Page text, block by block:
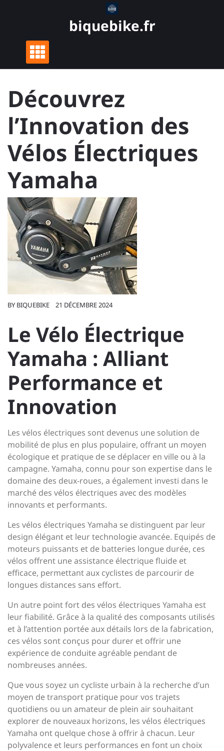
biquebike.fr
Découvrez
l’Innovation des
Vélos Électriques
Yamaha
BY BIQUEBIKE 21 DÉCEMBRE 2024
Le Vélo Électrique
Yamaha : Alliant
Performance et
Innovation
Les vélos électriques sont devenus une solution de
mobilité de plus en plus populaire, offrant un moyen
écologique et pratique de se déplacer en ville ou à la
campagne. Yamaha, connu pour son expertise dans le
domaine des deux-roues, a également investi dans le
marché des vélos électriques avec des modèles
innovants et performants.
Les vélos électriques Yamaha se distinguent par leur
design élégant et leur technologie avancée. Equipés de
moteurs puissants et de batteries longue durée, ces
vélos offrent une assistance électrique fluide et
efficace, permettant aux cyclistes de parcourir de
longues distances sans effort.
Un autre point fort des vélos électriques Yamaha est
leur fiabilité. Grâce à la qualité des composants utilisés
et à l’attention portée aux détails lors de la fabrication,
ces vélos sont conçus pour durer et offrir une
expérience de conduite agréable pendant de
nombreuses années.
Que vous soyez un cycliste urbain à la recherche d’un
moyen de transport pratique pour vos trajets
quotidiens ou un amateur de plein air souhaitant
explorer de nouveaux horizons, les vélos électriques
Yamaha ont quelque chose à offrir à chacun. Leur
polyvalence et leurs performances en font un choix